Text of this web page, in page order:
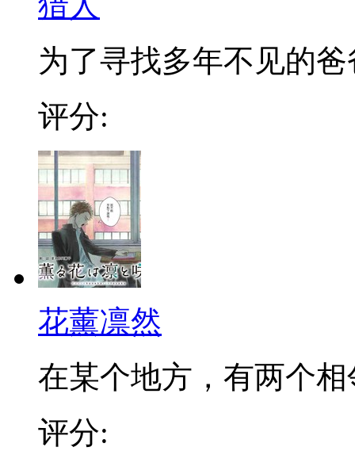
为了寻找多年不见的爸
评分:
花薰凛然
在某个地方，有两个相
评分: